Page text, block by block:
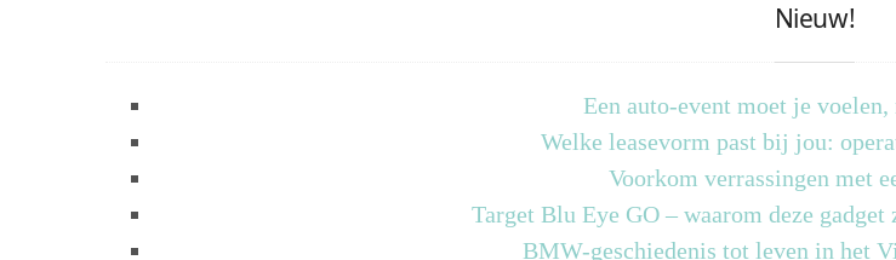
Nieuw!
Een auto-event moet je
Welke leasevorm past bij jou:
Voorkom verrassingen met
Target Blu Eye GO – waarom deze
BMW-geschiedenis tot leven in het